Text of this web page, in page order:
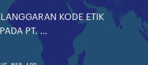
KODE ETIK
PT. …